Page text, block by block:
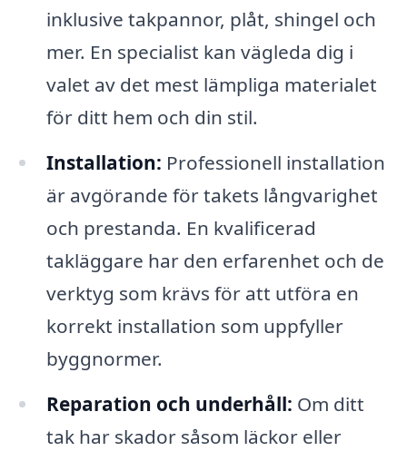
inklusive takpannor, plåt, shingel och
mer. En specialist kan vägleda dig i
valet av det mest lämpliga materialet
för ditt hem och din stil.
Installation: Professionell installation
är avgörande för takets långvarighet
och prestanda. En kvalificerad
takläggare har den erfarenhet och de
verktyg som krävs för att utföra en
korrekt installation som uppfyller
byggnormer.
Reparation och underhåll: Om ditt
tak har skador såsom läckor eller